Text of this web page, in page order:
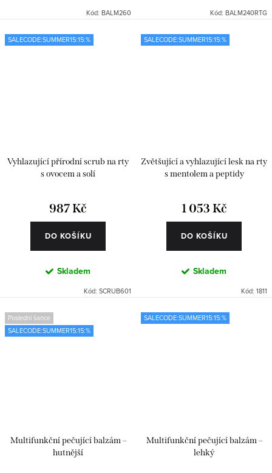
Kód: BALM260 Kód: BALM240RTG
SALECODE:SUMMER15:15:%
Vyhlazující přírodní scrub na rty
s ovocem a solí
987 Kč
DO KOŠÍKU
Skladem
Kód: SCRUB601
SALECODE:SUMMER15:15:%
Zvětšující a vyhlazující lesk na rty
s mentolem a peptidy
1 053 Kč
DO KOŠÍKU
Skladem
Kód: 1811
Poslední šance
SALECODE:SUMMER15:15:%
Multifunkční pečující balzám –
hutnější
SALECODE:SUMMER15:15:%
Multifunkční pečující balzám –
lehký